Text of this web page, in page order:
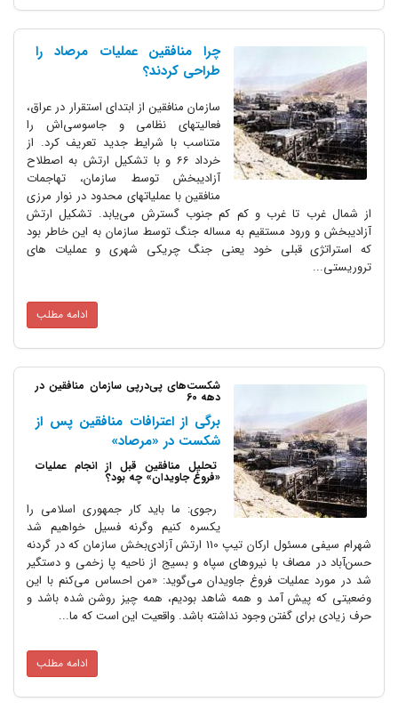
چرا منافقین عملیات مرصاد را
طراحی کردند؟
سازمان منافقین از ابتدای استقرار در عراق،
فعالیتهای نظامی و جاسوسی‌اش را
متناسب با شرایط جدید تعریف کرد. از
خرداد 66 و با تشکیل ارتش به اصطلاح
آزادیبخش توسط سازمان، تهاجمات
منافقین با عملیاتهای محدود در نوار مرزی
از شمال غرب تا غرب و کم کم جنوب گسترش می‌یابد. تشکیل ارتش
آزادیبخش و ورود مستقیم به مساله جنگ توسط سازمان به این خاطر بود
که استراتژی قبلی خود یعنی جنگ چریکی شهری و عملیات های
تروریستی...
ادامه مطلب
شکست‌های پی‌درپی سازمان منافقین در
دهه 60
برگی از اعترافات منافقین پس از
شکست در «مرصاد»
تحلیل منافقین قبل از انجام عملیات
«فروغ جاویدان» چه بود؟
رجوی: ما باید کار جمهوری اسلامی را
یکسره کنیم وگرنه فسیل خواهیم شد
شهرام سیفی مسئول ارکان تیپ 110 ارتش آزادی‌بخش سازمان که در گردنه‌
حسن‌آباد در مصاف با نیروهای سپاه و بسیج از ناحیه‌ پا زخمی و دستگیر
شد در مورد عملیات فروغ جاویدان می‌گوید: «من احساس می‌کنم با این
وضعیتی که پیش آمد و همه شاهد بودیم، همه چیز روشن شده باشد و
حرف زیادی برای گفتن وجود نداشته باشد. واقعیت این است که ما...
ادامه مطلب